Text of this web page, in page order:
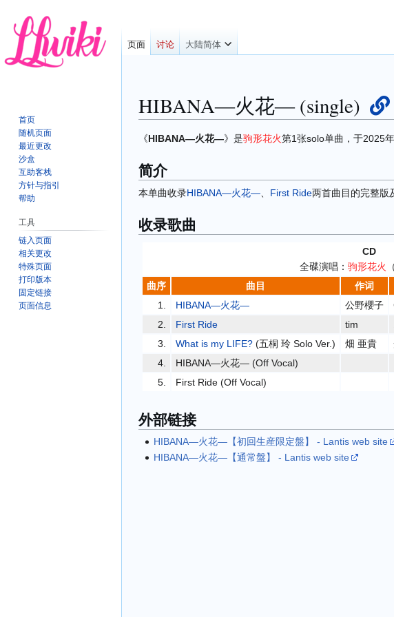
HIBANA―火花― (single)
跳
到
导
航
跳
到
搜
索
《HIBANA―火花―》是驹形花火第1张solo单曲，于2025
简介
本单曲收录HIBANA―火花― First Ride两首曲目的完整版
收录歌曲
CD
全碟演唱： 驹形花火 （
曲序
曲目 作词
1.
HIBANA―火花― 公野櫻子
2.
First Ride tim
3.
What is my LIFE?(五桐 玲 Solo Ver.) 畑 亜貴
4.
HIBANA―火花― (Off Vocal)
5.
First Ride (Off Vocal)
外部链接
HIBANA―火花―【初回生産限定盤】
- Lantis web site
HIBANA―火花―【通常盤】
- Lantis web site
页面 讨论 大陆简体
首页
随机页面
最近更改
沙盒
互助客栈
方针与指引
帮助
工具
链入页面
相关更改
特殊页面
打印版本
固定链接
页面信息